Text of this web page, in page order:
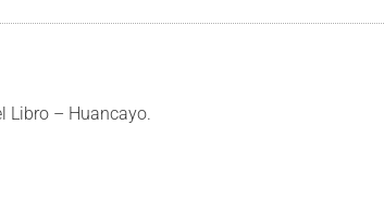
Libro – Huancayo.